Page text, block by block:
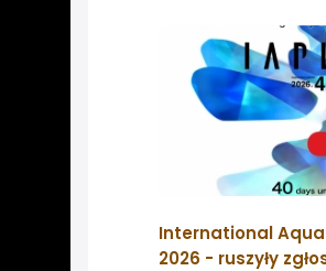
International
2026 - ruszyły